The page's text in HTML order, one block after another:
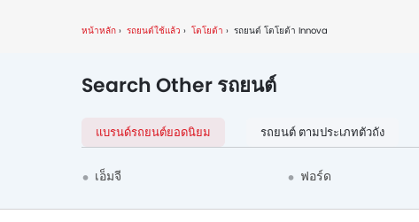
หน้าหลัก รถยนต์ใช้แล้ว โตโยต้า รถยนต์ โตโยต้า Innova
Search Other รถยนต์
แบรนด์รถยนต์ยอดนิยม รถยนต์ ตามประเภทตัวถัง
เอ็มจี ฟอร์ด